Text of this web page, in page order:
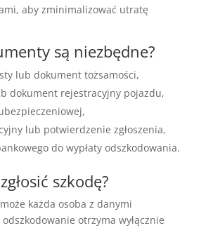
aby zminimalizować utratę
są niezbędne?
lub dokument tożsamości,
dokument rejestracyjny pojazdu,
lub potwierdzenie zgłoszenia,
do wypłaty odszkodowania.
szkodę?
każda osoba z danymi
otrzyma wyłącznie